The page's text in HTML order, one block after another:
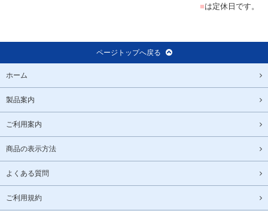
■は定休日です。
ページトップへ戻る
ホーム
製品案内
ご利用案内
商品の表示方法
よくある質問
ご利用規約